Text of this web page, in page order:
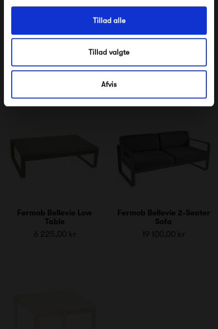
Tillad alle
Tillad valgte
Afvis
Fermob Bellevie Bench
Fermob Bellevie Bench w.
Fermob Bellevie Low
Table
6 225,00 kr
Fermob Bellevie 2-Seater
Sofa
19 100,00 kr